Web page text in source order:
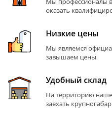
оказать
Низкие цены
Мы являемся
завышаем цены
Удобный склад
На территорию
заехать